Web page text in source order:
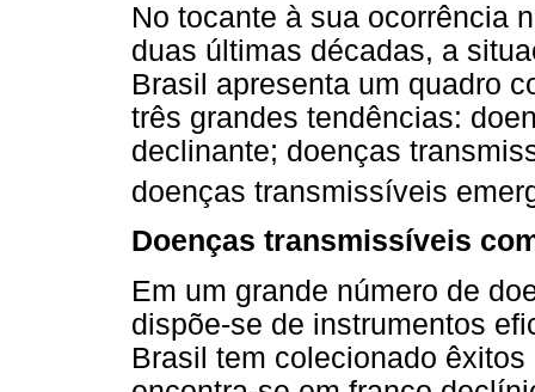
No tocante à sua ocorrência
duas últimas décadas, a
Brasil apresenta um quadro
três grandes tendências:
declinante; doenças
doenças transmissíveis
Doenças transmissíveis
Em um grande número de
dispõe-se de instrumentos
Brasil tem colecionado